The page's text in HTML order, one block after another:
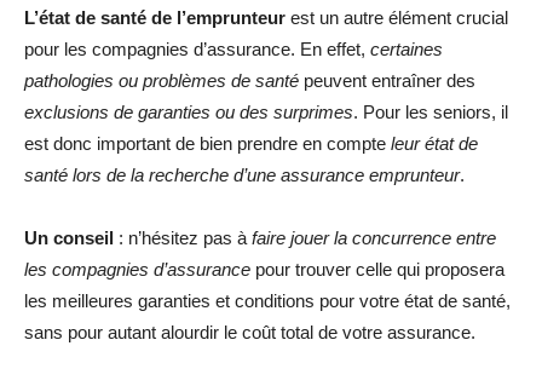
L’état de santé de l’emprunteur est un autre élément crucial
pour les compagnies d’assurance. En effet, certaines
pathologies ou problèmes de santé peuvent entraîner des
exclusions de garanties ou des surprimes. Pour les seniors, il
est donc important de bien prendre en compte leur état de
santé lors de la recherche d’une assurance emprunteur.
Un conseil : n’hésitez pas à faire jouer la concurrence entre
les compagnies d’assurance pour trouver celle qui proposera
les meilleures garanties et conditions pour votre état de santé,
sans pour autant alourdir le coût total de votre assurance.